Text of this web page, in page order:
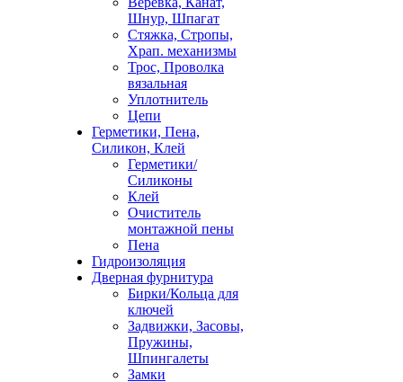
Шнур, Шпагат
Стяжка, Стропы,
Храп. механизмы
Трос, Проволка
вязальная
Уплотнитель
Цепи
Герметики, Пена,
Силикон, Клей
Герметики/
Силиконы
Клей
Очиститель
монтажной пены
Пена
Гидроизоляция
Дверная фурнитура
Бирки/Кольца для
ключей
Задвижки, Засовы,
Пружины,
Шпингалеты
Замки